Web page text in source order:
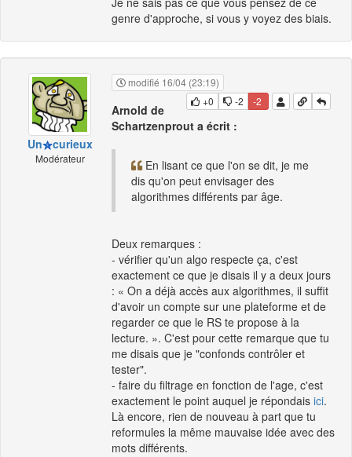
genre d'approche, si vous y voyez des biais.
Un curieux
Modérateur
modifié 16/04 (23:19)
+0
-2 -2
Arnold de
Schartzenprout a écrit :
En lisant ce que l'on se dit, je me
dis qu'on peut envisager des
algorithmes différents par âge.
Deux remarques :
- vérifier qu'un algo respecte ça, c'est
exactement ce que je disais il y a deux jours
: « On a déjà accès aux algorithmes, il suffit
d'avoir un compte sur une plateforme et de
regarder ce que le RS te propose à la
lecture. ». C'est pour cette remarque que tu
me disais que je "confonds contrôler et
tester".
- faire du filtrage en fonction de l'age, c'est
exactement le point auquel je répondais ici.
Là encore, rien de nouveau à part que tu
reformules la même mauvaise idée avec des
mots différents.